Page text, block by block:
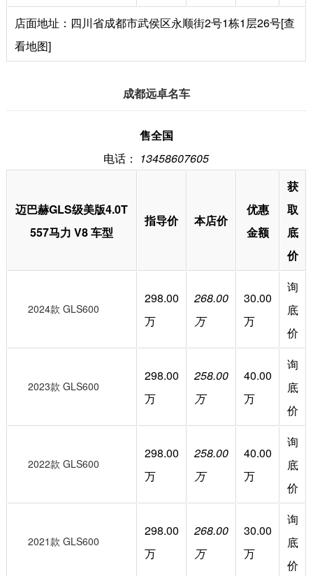
店面地址：四川省成都市武侯区永顺街2号1栋1层26号[查
看地图]
成都远卓名车
售全国
电话： 13458607605
迈巴赫GLS级美版4.0T
557马力 V8 车型
指导价 本店价
优惠
金额
获
取
底
价
2024款 GLS600
298.00
万
268.00
万
30.00
万
询
底
价
2023款 GLS600
298.00
万
258.00
万
40.00
万
询
底
价
2022款 GLS600
298.00
万
258.00
万
40.00
万
询
底
价
2021款 GLS600
298.00
万
268.00
万
30.00
万
询
底
价